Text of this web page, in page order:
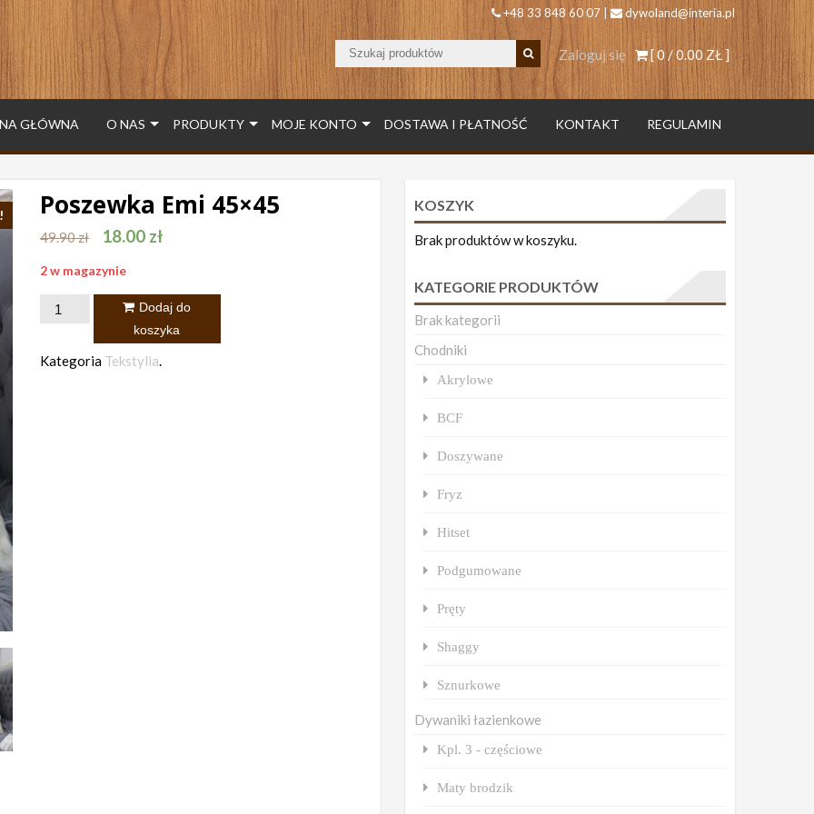
+48 33 848 60 07 | dywoland@interia.pl
[ 0 /0.00 ZŁ]
Zaloguj się
GŁÓWNA O NAS PRODUKTY MOJE KONTO DOSTAWA I PŁATNOŚĆ KONTAKT REGULAMIN
Poszewka Emi 45×45
49.90zł 18.00 zł
2 w magazynie
ilość
Emi
Dodaj do
koszyka
Kategoria Tekstylia.
KOSZYK
Brak produktów w koszyku.
KATEGORIE PRODUKTÓW
Brak kategorii
Chodniki
Akrylowe
BCF
Doszywane
Fryz
Hitset
Podgumowane
Pręty
Shaggy
Sznurkowe
Dywaniki łazienkowe
Kpl. 3 - częściowe
Maty brodzik